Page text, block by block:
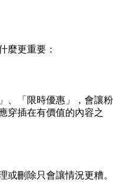
麼更重要：
、「限時優惠」，會讓粉
穿插在有價值的內容之
或刪除只會讓情況更糟。